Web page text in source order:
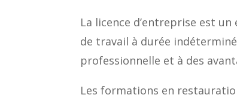
La licence d’entreprise est
de travail à durée
professionnelle et à des
Les formations en